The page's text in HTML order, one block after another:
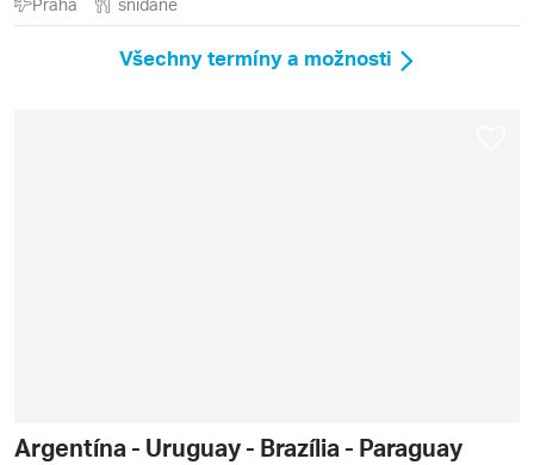
Leblon, Lima, Montevideo, Ollantaytambo, Puno,
Santiago de Chile, Tigre, Valparaiso, Viňa del Mar
Praha snídaně
Všechny termíny a možnosti
Argentína - Uruguay - Brazília - Paraguay